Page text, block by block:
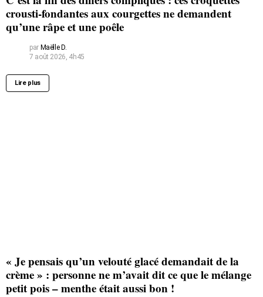
crousti-fondantes aux courgettes ne demandent
qu’une râpe et une poêle
par Maëlle D.
7 août 2026, 4h45
Lire plus
« Je pensais qu’un velouté glacé demandait de la
crème » : personne ne m’avait dit ce que le mélange
petit pois – menthe était aussi bon !